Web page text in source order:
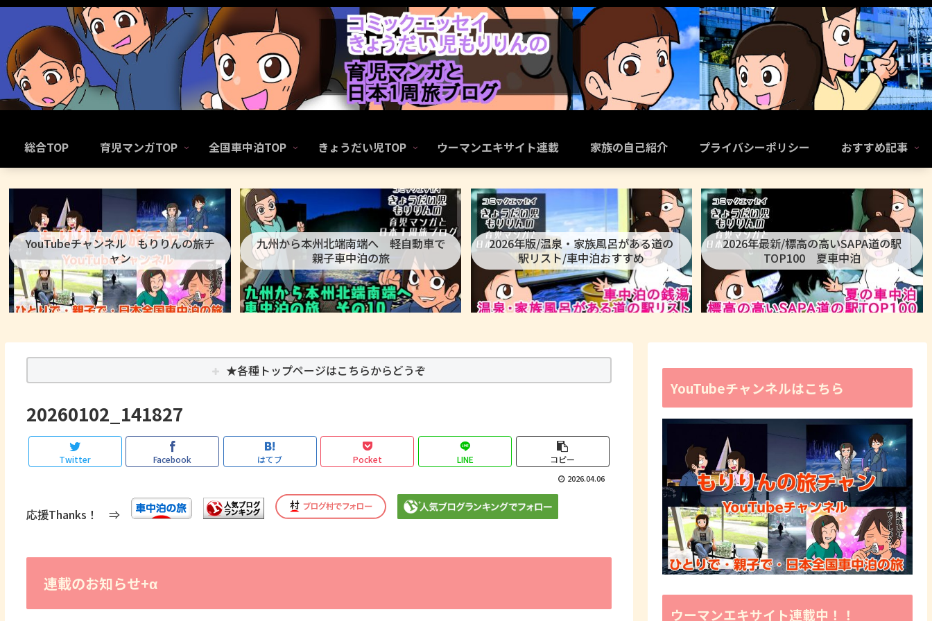
総合TOP 育児マンガTOP 全国車中泊TOP きょうだい児TOP ウーマンエキサイト連載 家族の自己紹介 プライバシーポリシー おすすめ記事
YouTubeチャンネル もりりんの旅チ
ャン
九州から本州北端南端へ 軽自動車で
親子車中泊の旅
2026年版/温泉・家族風呂がある道の
駅リスト/車中泊おすすめ
2026年最新/標高の高いSAPA道の駅
TOP100 夏車中泊
★各種トップページはこちらからどうぞ
20260102_141827
Twitter Facebook はてブ Pocket LINE コピー
2026.04.06
応援Thanks！ ⇒
連載のお知らせ+α
YouTubeチャンネルはこちら
ウーマンエキサイト連載中！！